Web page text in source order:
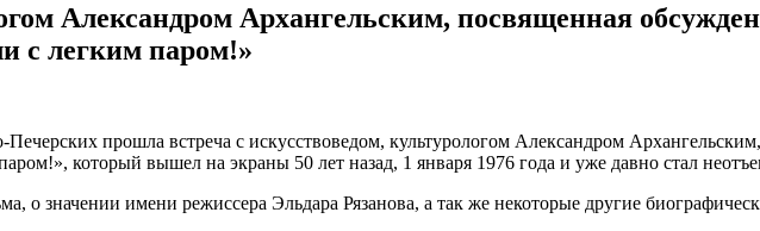
Александром Архангельским, посвященная
с легким паром!»
прошла встреча с искусствоведом, культурологом Александром
который вышел на экраны 50 лет назад, 1 января 1976 года и уже давно стал
о значении имени режиссера Эльдара Рязанова, а так же некоторые другие